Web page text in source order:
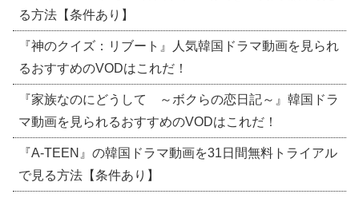
る方法【条件あり】
『神のクイズ：リブート』人気韓国ドラマ動画を見られ
るおすすめのVODはこれだ！
『家族なのにどうして ～ボクらの恋日記～』韓国ドラ
マ動画を見られるおすすめのVODはこれだ！
『A-TEEN』の韓国ドラマ動画を31日間無料トライアル
で見る方法【条件あり】